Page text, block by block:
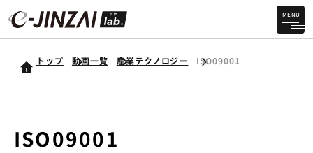
MENU
トップ 動画一覧 産業テクノロジー ISO09001
ISO09001